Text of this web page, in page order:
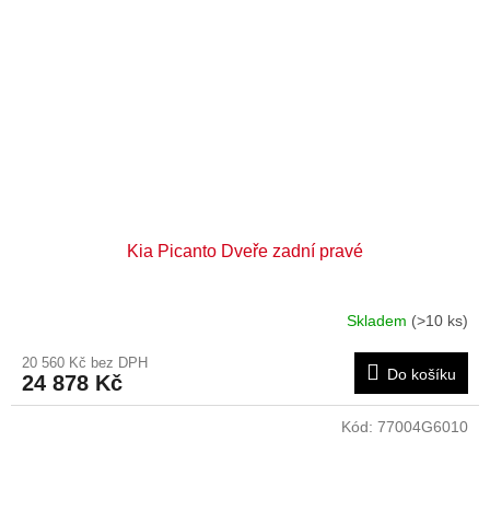
Kia Picanto Dveře zadní pravé
Skladem (>10 ks)
20 560 Kč bez DPH
24 878 Kč Do košíku
Kód: 77004G6010